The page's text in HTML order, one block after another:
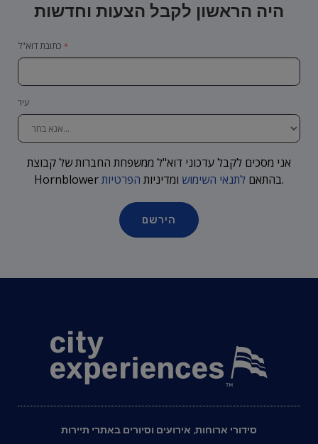
היה הראשון לקבל הצעות וחדשות
כתובת דוא"ל
אני מסכים לקבל עדכוני דוא"ל ממשפחת החברות של קבוצת
Hornblower בהתאם לתנאי השימוש ומדיניות הפרטיות .
סידורי ארוחות, אירועים וסיורים באתרי תיירות